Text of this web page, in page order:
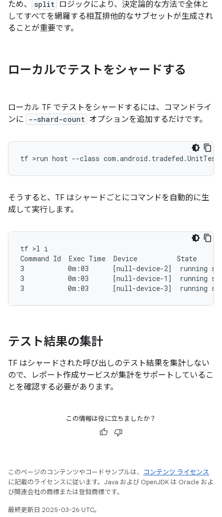
ため、 split ロジックにより、決定論的な方法で全体と
してすべてを網羅する相互排他的なサブセットが生成され
ることが重要です。
ローカルでテストをシャードする
ローカル TF でテストをシャードするには、コマンドライ
ンに
--shard-count オプションを追加するだけです。
そうすると、TF はシャードごとにコマンドを自動的に生
成して実行します。
tf >l i
Command Id  Exec Time  Device          State
3           0m:03      [null-device-2]  running
3           0m:03      [null-device-1]  running
テスト結果の集計
TF はシャードされた呼び出しのテスト結果を集計しない
ので、レポート作成サービスが集計をサポートしているこ
とを確認する必要があります。
この情報は役に立ちましたか？
このページのコンテンツやコードサンプルは、
コンテンツ ライセンス
に記載のライセンスに従います。Java および OpenJDK は Oracle およ
び関連会社の商標または登録商標です。
最終更新日 2025-03-26 UTC。